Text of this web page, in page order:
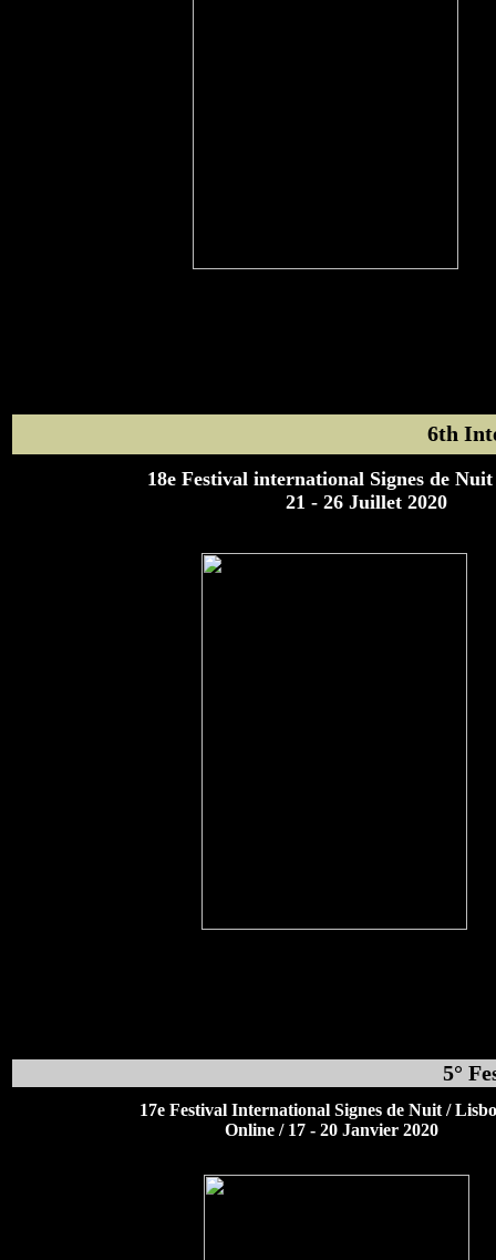
6th
18e Festival international Signes de
21 - 26 Juillet 2020
5°
17e Festival International Signes de Nuit /
Online / 17 - 20 Janvier 2020